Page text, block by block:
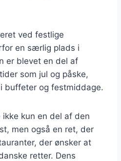
ved festlige
en særlig plads i
er blevet en del af
som jul og påske,
buffeter og festmiddage.
kun en del af den
men også en ret, der
der ønsker at
retter. Dens